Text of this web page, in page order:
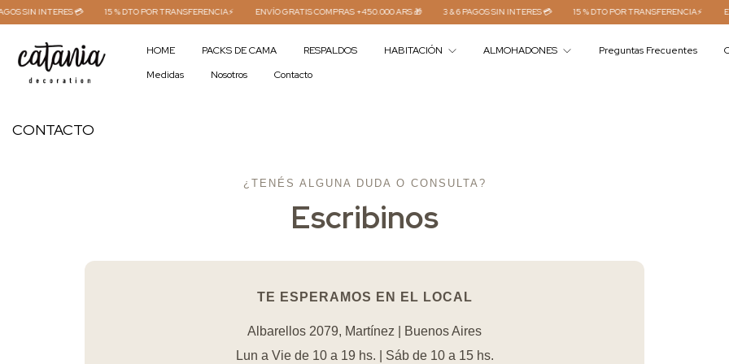
INTERES 💳 15 % DTO POR TRANSFERENCIA⚡ ENVÍO GRATIS COMPRAS +450.000 ARS 🎁 3 & 6 PAGOS SIN INTERES 💳 15 % DTO POR TRANSFERENCIA⚡ ENVÍO
HOME PACKS DE CAMA RESPALDOS HABITACIÓN ALMOHADONES Preguntas Frecuentes
Medidas
Nosotros Contacto
CONTACTO
¿TENÉS ALGUNA DUDA O CONSULTA?
Escribinos
TE ESPERAMOS EN EL LOCAL
Albarellos 2079, Martínez | Buenos Aires
Lun a Vie de 10 a 19 hs. | Sáb de 10 a 15 hs.